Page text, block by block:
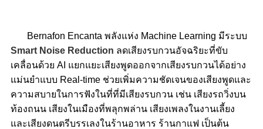
Bernafon Encanta พลังแห่ง Machine Learning มีระบบ
Smart Noise Reduction ลดเสียงรบกวนอัจฉริยะที่ขับ
เคลื่อนด้วย AI แยกแยะเสียงพูดออกจากเสียงรบกวนได้อย่าง
แม่นยำแบบ Real-time ช่วยเพิ่มความชัดเจนของเสียงพูดและ
ความสบายในการฟังในที่ที่มีเสียงรบกวน เช่น เสียงรถวิ่งบน
ท้องถนน เสียงในเมืองที่พลุกพล่าน เสียงเพลงในงานเลี้ยง
และเสียงดนตรีบรรเลงในร้านอาหาร ร้านกาแฟ เป็นต้น